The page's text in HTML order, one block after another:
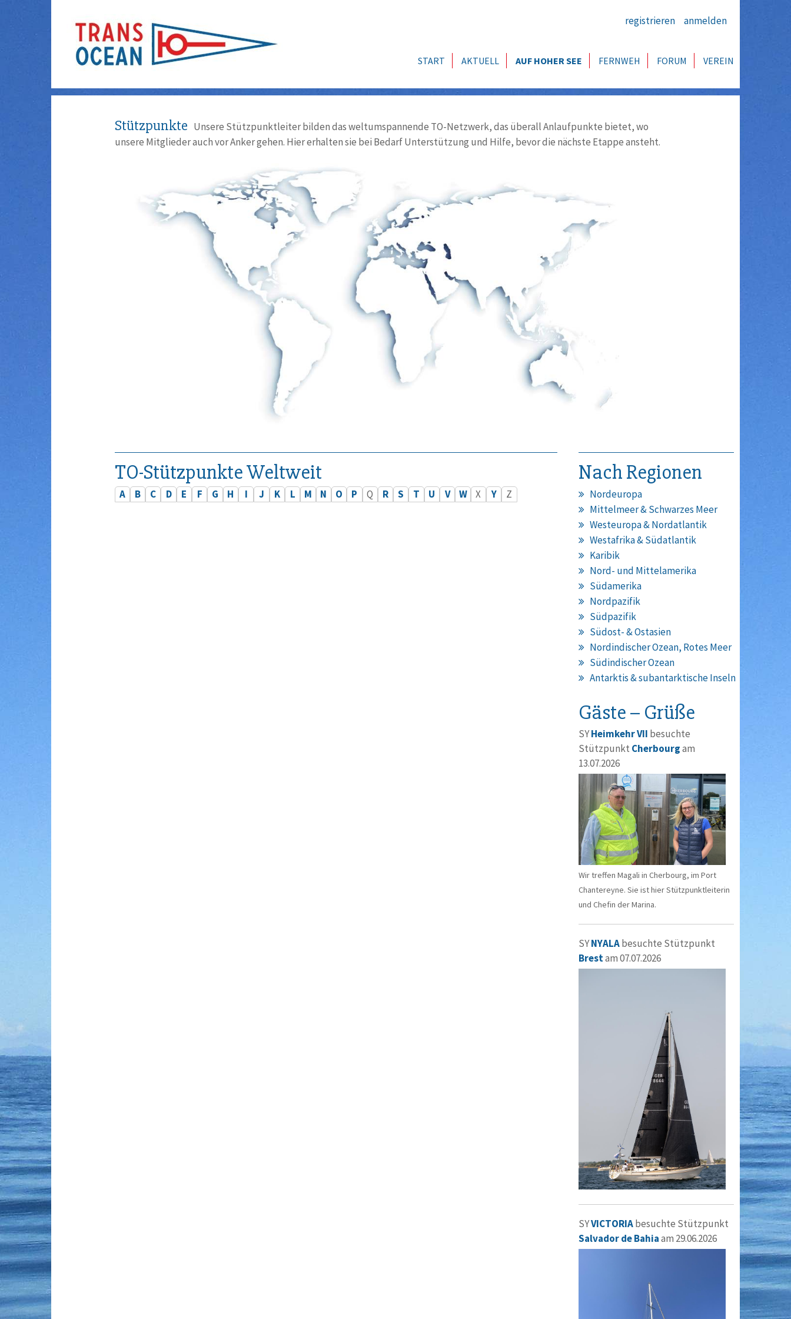
registrieren anmelden
START AKTUELL AUF HOHER SEE FERNWEH FORUM VEREIN
Stützpunkte Unsere Stützpunktleiter bilden das weltumspannende TO-Netzwerk, das überall Anlaufpunkte bietet, wo
unsere Mitglieder auch vor Anker gehen. Hier erhalten sie bei Bedarf Unterstützung und Hilfe, bevor die nächste Etappe ansteht.
TO-Stützpunkte Weltweit
A B C D E F G H I J K L M N O P Q R S T U V W X Y Z
Nach Regionen
Nordeuropa
Mittelmeer & Schwarzes Meer
Westeuropa & Nordatlantik
Westafrika & Südatlantik
Karibik
Nord- und Mittelamerika
Südamerika
Nordpazifik
Südpazifik
Südost- & Ostasien
Nordindischer Ozean, Rotes Meer
Südindischer Ozean
Antarktis & subantarktische Inseln
Gäste – Grüße
SYHeimkehr VII besuchte
Stützpunkt Cherbourgam
13.07.2026
Wir treffen Magali in Cherbourg, im Port
Chantereyne. Sie ist hier Stützpunktleiterin
und Chefin der Marina.
SYNYALAbesuchte Stützpunkt
Brestam 07.07.2026
SYVICTORIAbesuchte Stützpunkt
Salvador de Bahiaam 29.06.2026